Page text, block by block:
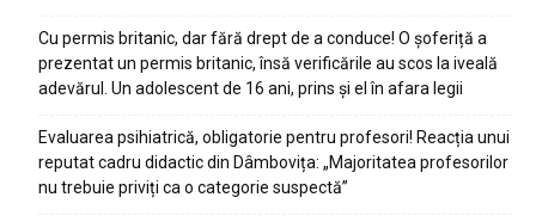
Cu permis britanic, dar fără drept de a conduce! O șoferiță a
prezentat un permis britanic, însă verificările au scos la iveală
adevărul. Un adolescent de 16 ani, prins și el în afara legii
Evaluarea psihiatrică, obligatorie pentru profesori! Reacția unui
reputat cadru didactic din Dâmbovița: „Majoritatea profesorilor
nu trebuie priviți ca o categorie suspectă”